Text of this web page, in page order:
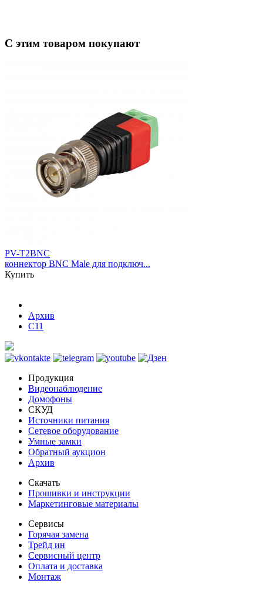
С этим товаром покупают
PV-T2BNC
коннектор BNC Male для подключ...
Купить
Архив
C11
Продукция
Видеонаблюдение
Домофоны
СКУД
Источники питания
Сетевое оборудование
Умные замки
Обратный аукцион
Архив
Скачать
Прошивки и инструкции
Маркетинговые материалы
Сервисы
Горячая замена
Трейд ин
Сервисный центр
Оплата и доставка
Монтаж